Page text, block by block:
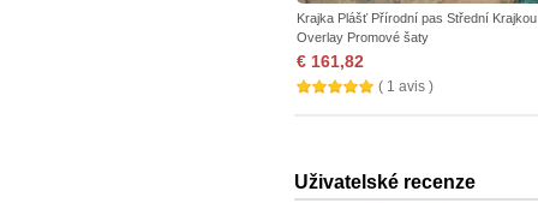
Krajka Plášť Přírodní pas Střední Krajkou
Overlay Promové šaty
€ 161,82
( 1 avis )
Uživatelské recenze